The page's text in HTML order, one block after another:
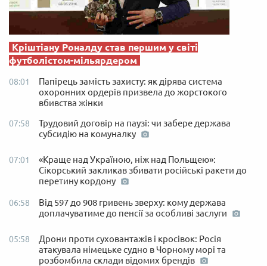
Кріштіану Роналду став першим у світі
футболістом-мільярдером
08:01
Папірець замість захисту: як дірява система
охоронних ордерів призвела до жорстокого
вбивства жінки
07:58
Трудовий договір на паузі: чи забере держава
субсидію на комуналку
07:01
«Краще над Україною, ніж над Польщею»:
Сікорський закликав збивати російські ракети до
перетину кордону
06:58
Від 597 до 908 гривень зверху: кому держава
доплачуватиме до пенсії за особливі заслуги
05:58
Дрони проти суховантажів і кросівок: Росія
атакувала німецьке судно в Чорному морі та
розбомбила склади відомих брендів